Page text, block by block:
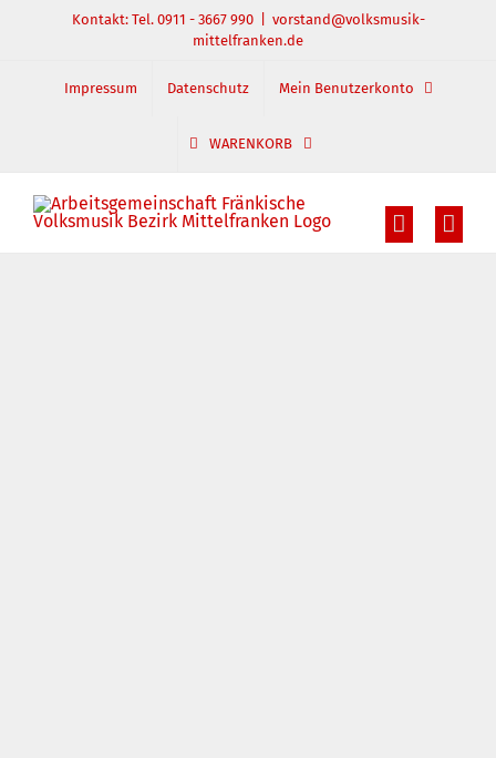
springen
Kontakt: Tel. 0911 - 3667 990
vorstand@volksmusik-
mittelfranken.de
Impressum Datenschutz Mein Benutzerkonto
WARENKORB